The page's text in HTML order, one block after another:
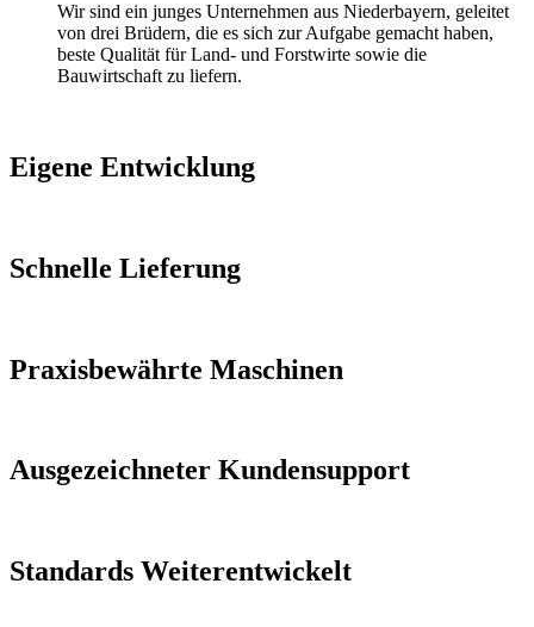
Wir sind ein junges Unternehmen aus Niederbayern, geleitet
von drei Brüdern, die es sich zur Aufgabe gemacht haben,
beste Qualität für Land- und Forstwirte sowie die
Bauwirtschaft zu liefern.
Eigene Entwicklung
Schnelle Lieferung
Praxisbewährte Maschinen
Ausgezeichneter Kundensupport
Standards Weiterentwickelt